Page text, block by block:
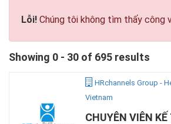
Lỗi! Chúng tôi không tìm thấy công
Showing 0 - 30 of 695 results
HRchannels Group -
Vietnam
CHUYÊN VIÊN